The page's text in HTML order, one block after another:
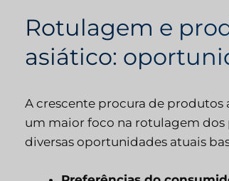
Rotulagem e
asiático:
A crescente procura de produtos
um maior foco na rotulagem
diversas oportunidades atuais